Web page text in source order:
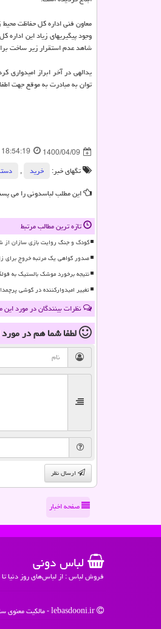
معاون فنی اداره کل حفاظت محیط
وجود پیگیریهای زیاد این اداره
شاهد عدم استقرار زیر ساخت
یدالهی در آخر ابراز
توان به مبادرت به موقع جهت
1400/04/09
18:54:19
تگهای خبر:
خرید ,
این مطلب لباسدونی را می
تازه ترین مطالب مرتبط
کودک و جنگ روایت بازی سازان
صدور گواهی یک مرتبه خروج برای
نتیجه برخورد موشک بالستیک به
تغییر امیدوارکننده در گوشی
نظرات بینندگان در مورد
لطفا شما همدر
ارسال نظر
صفحه اخبار
لباس دونی
فروش لباس : از لباس‌های روز دنیا